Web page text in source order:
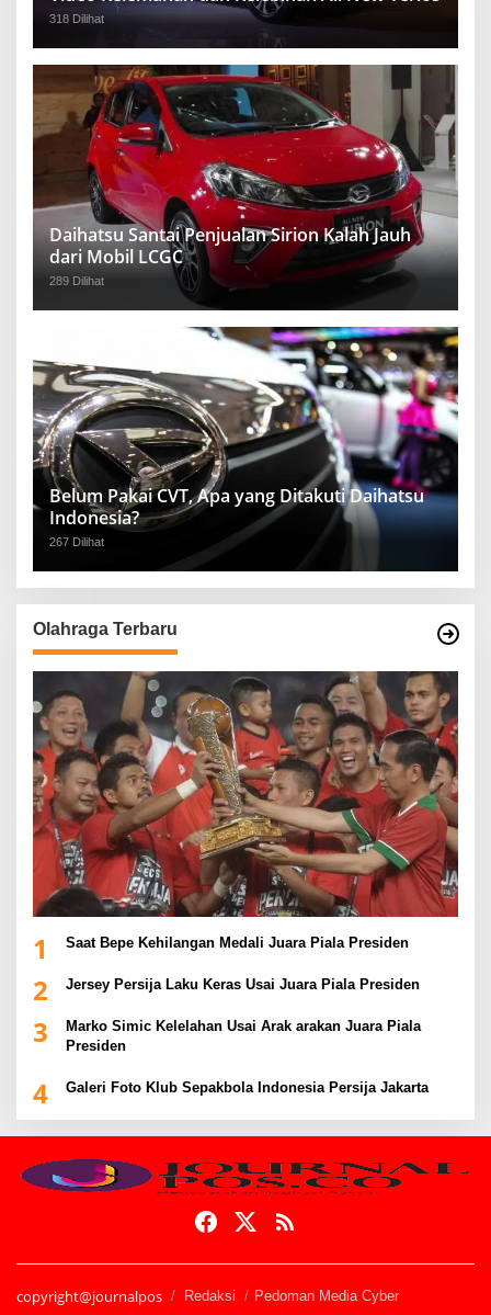
318 Dilihat
Daihatsu Santai Penjualan Sirion Kalah Jauh
dari Mobil LCGC
289 Dilihat
Belum Pakai CVT, Apa yang Ditakuti Daihatsu
Indonesia?
267 Dilihat
Olahraga Terbaru
1 Saat Bepe Kehilangan Medali Juara Piala Presiden
2 Jersey Persija Laku Keras Usai Juara Piala Presiden
3
Marko Simic Kelelahan Usai Arak arakan Juara Piala
Presiden
4 Galeri Foto Klub Sepakbola Indonesia Persija Jakarta
copyright@journalpos Redaksi Pedoman Media Cyber